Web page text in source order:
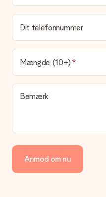
Hvad er leveringstiden, og
gave?
Leveringstiden findes på
at vores postfirma leverer
Hvilke leveringsmuligheder
I øjeblikket er det ikke
leveringsindstilling. Den
en pakke eller som
hvilken måde din ordre
Vi tilbyder følgende
kreditkort, faktura via
manuel betaling overførsel,
Dit telefonnummer
Mængde (10+)
Bemærk
Anmod om nu